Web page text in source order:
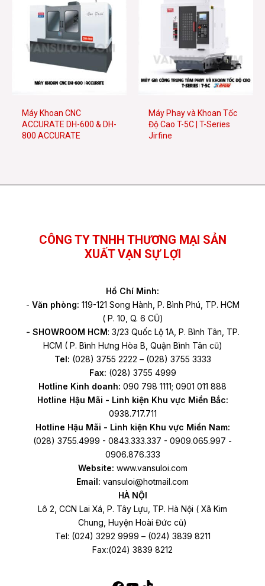
Máy Khoan CNC
ACCURATE DH-600 & DH-
800 ACCURATE
Máy Phay và Khoan Tốc
Độ Cao T-5C | T-Series
Jirfine
CÔNG TY TNHH THƯƠNG MẠI SẢN
XUẤT VẠN SỰ LỢI
Hồ Chí Minh:
- Văn phòng: 119-121 Song Hành, P. Bình Phú, TP. HCM
( P. 10, Q. 6 CŨ)
- SHOWROOM HCM: 3/23 Quốc Lộ 1A, P. Bình Tân, TP.
HCM ( P. Bình Hưng Hòa B, Quận Bình Tân cũ)
Tel: (028) 3755 2222 – (028) 3755 3333
Fax: (028) 3755 4999
Hotline Kinh doanh: 090 798 1111; 0901 011 888
Hotline Hậu Mãi - Linh kiện Khu vực Miền Bắc:
0938.717.711
Hotline Hậu Mãi - Linh kiện Khu vực Miền Nam:
(028) 3755.4999 - 0843.333.337 - 0909.065.997 -
0906.876.333
Website: www.vansuloi.com
Email: vansuloi@hotmail.com
HÀ NỘI
Lô 2, CCN Lai Xá, P. Tây Lựu, TP. Hà Nội ( Xã Kim
Chung, Huyện Hoài Đức cũ)
Tel: (024) 3292 9999 – (024) 3839 8211
Fax:(024) 3839 8212
Facebook
YouTube
TikTok